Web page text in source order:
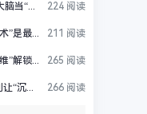
你那是学习吗？你那是给大脑当“临时仓库”！掌握这个神技，一年学完33门课不是梦！ 224 阅读
为什么“左脑理科，右脑艺术”是最大的科学谣言？ 211 阅读
告别模糊练习，用“目标思维”解锁你的高效成长 265 阅读
为什么你总是“舍不得”？别让“沉没成本”掏空你的未来 266 阅读